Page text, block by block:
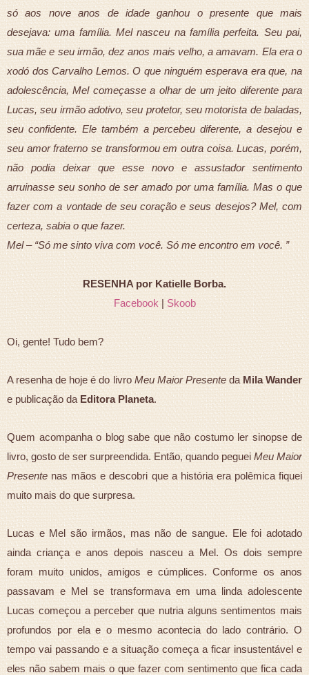
só aos nove anos de idade ganhou o presente que mais
desejava: uma família. Mel nasceu na família perfeita. Seu pai,
sua mãe e seu irmão, dez anos mais velho, a amavam. Ela era o
xodó dos Carvalho Lemos. O que ninguém esperava era que, na
adolescência, Mel começasse a olhar de um jeito diferente para
Lucas, seu irmão adotivo, seu protetor, seu motorista de baladas,
seu confidente. Ele também a percebeu diferente, a desejou e
seu amor fraterno se transformou em outra coisa. Lucas, porém,
não podia deixar que esse novo e assustador sentimento
arruinasse seu sonho de ser amado por uma família. Mas o que
fazer com a vontade de seu coração e seus desejos? Mel, com
certeza, sabia o que fazer.
Mel – “Só me sinto viva com você. Só me encontro em você. ”
RESENHA por Katielle Borba.
Facebook | Skoob
Oi, gente! Tudo bem?
A resenha de hoje é do livroMeu Maior PresentedaMila Wander
e publicação daEditora Planeta.
Quem acompanha o blog sabe que não costumo ler sinopse de
livro, gosto de ser surpreendida. Então, quando pegueiMeu Maior
Presente nas mãos e descobri que a história era polêmica fiquei
muito mais do que surpresa.
Lucas e Mel são irmãos, mas não de sangue. Ele foi adotado
ainda criança e anos depois nasceu a Mel. Os dois sempre
foram muito unidos, amigos e cúmplices. Conforme os anos
passavam e Mel se transformava em uma linda adolescente
Lucas começou a perceber que nutria alguns sentimentos mais
profundos por ela e o mesmo acontecia do lado contrário. O
tempo vai passando e a situação começa a ficar insustentável e
eles não sabem mais o que fazer com sentimento que fica cada